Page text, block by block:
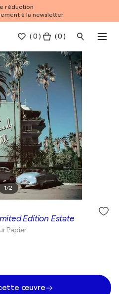
réduction
à la newsletter
(0 ) ( 0 )
1/2
Edition Estate
Papier
œuvre